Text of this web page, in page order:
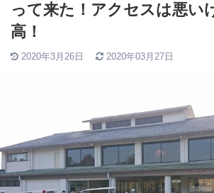
って来た！アクセスは悪い
高！
2020年3月26日 2020年03月27日